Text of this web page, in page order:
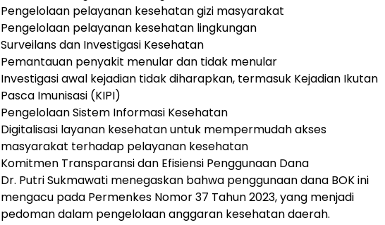
Pengelolaan pelayanan kesehatan gizi masyarakat
Pengelolaan pelayanan kesehatan lingkungan
Surveilans dan Investigasi Kesehatan
Pemantauan penyakit menular dan tidak menular
Investigasi awal kejadian tidak diharapkan, termasuk Kejadian Ikutan
Pasca Imunisasi (KIPI)
Pengelolaan Sistem Informasi Kesehatan
Digitalisasi layanan kesehatan untuk mempermudah akses
masyarakat terhadap pelayanan kesehatan
Komitmen Transparansi dan Efisiensi Penggunaan Dana
Dr. Putri Sukmawati menegaskan bahwa penggunaan dana BOK ini
mengacu pada Permenkes Nomor 37 Tahun 2023, yang menjadi
pedoman dalam pengelolaan anggaran kesehatan daerah.